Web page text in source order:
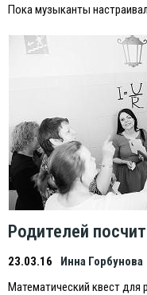
Пока музыканты
Родителей
23.03.16 Инна Горбунова
Математический квест для